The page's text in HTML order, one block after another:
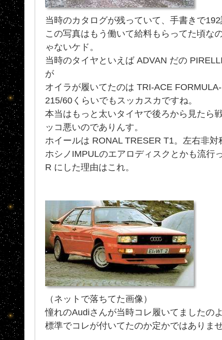
当時のカタログが残っていて、手書きで
この写真はもう働いて給料もらってた頃な
ゃないケド。
当時のタイヤといえば ADVAN だの
が
オイラが履いてたのは TRI-ACE
215/60くらいでもスッカスカですね。
本当はもっと太いタイヤで後ろから見たら
ッコ悪いのでありんす。
ホイールは RONAL TRESER T1。左右非
ホシノIMPULのエアロディスクとかも流行
R にした理由はこれ。
（ネットで落ちてた画像）
憧れのAudiさんが当時コレ履いてましたの
標準でコレが付いてたのか定かではありま